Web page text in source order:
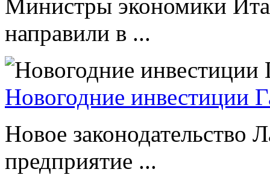
Министры экономики
направили в ...
Новогодние инвестиции
Новое законодательство
предприятие ...